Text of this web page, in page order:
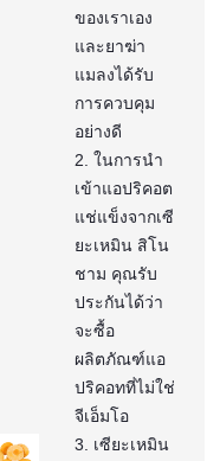
ของเราเอง
และยาฆ่า
แมลงได้รับ
การควบคุม
อย่างดี
2. ในการนำ
เข้าแอปริคอต
แช่แข็งจากเซี
ยะเหมิน สิโน
ชาม คุณรับ
ประกันได้ว่า
จะซื้อ
ผลิตภัณฑ์แอ
ปริคอทที่ไม่ใช่
จีเอ็มโอ
3. เซียะเหมิน